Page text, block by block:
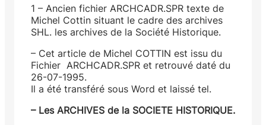
1 – Ancien fichier ARCHCADR.SPR texte de
Michel Cottin situant le cadre des archives
SHL. les archives de la Société Historique.
– Cet article de Michel COTTIN est issu du
Fichier ARCHCADR.SPR et retrouvé daté du
26-07-1995.
Il a été transféré sous Word et laissé tel.
– Les ARCHIVES de la SOCIETE HISTORIQUE.